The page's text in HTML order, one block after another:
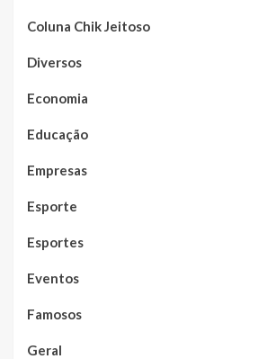
Coluna Chik Jeitoso
Diversos
Economia
Educação
Empresas
Esporte
Esportes
Eventos
Famosos
Geral